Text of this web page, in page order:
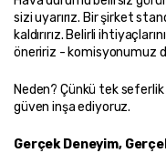
sizi uyarırız. Bir şirket
kaldırırız. Belirli
öneririz - komisyonumuz
Neden? Çünkü tek seferlik
güven inşa ediyoruz.
Gerçek Deneyim,